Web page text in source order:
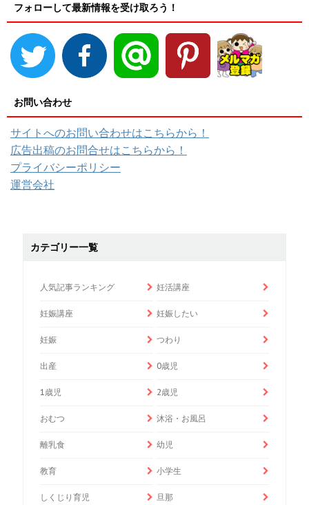
フォローして最新情報を受け取ろう！
お問い合わせ
サイトへのお問い合わせはこちらから！
広告出稿のお問合せはこちらから！
プライバシーポリシー
運営会社
カテゴリー一覧
人気記事ランキング 妊活講座
妊娠講座 妊娠したい
妊娠 つわり
出産 0歳児
1歳児 2歳児
おむつ 沐浴・お風呂
離乳食 幼児
教育 小学生
しくじり育児 旦那